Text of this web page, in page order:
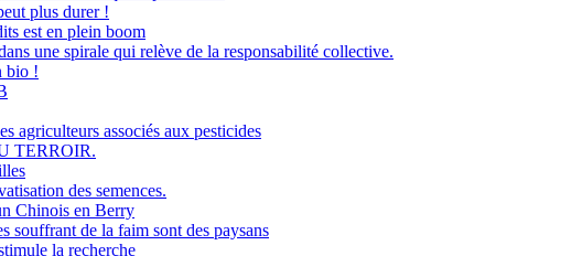
plus durer !
est en plein boom
une spirale qui relève de la responsabilité collective.
bio !
agriculteurs associés aux pesticides
TERROIR.
des semences.
Chinois en Berry
souffrant de la faim sont des paysans
la recherche